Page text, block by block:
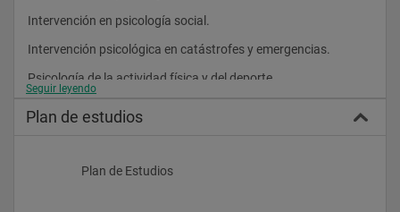
Intervención en psicología social.
Intervención psicológica en catástrofes y emergencias.
Psicología de la actividad física y del deporte.
Seguir leyendo
Plan de estudios
                    Plan de Estudios